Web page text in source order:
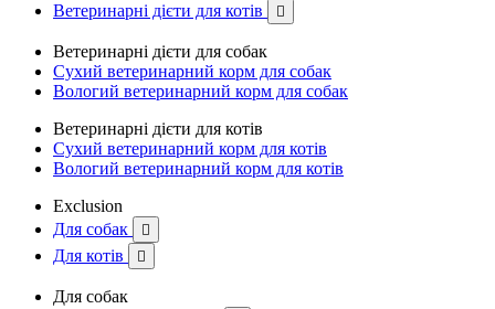
Ветеринарні дієти для котів 
Ветеринарні дієти для собак
Сухий ветеринарний корм для собак
Вологий ветеринарний корм для собак
Ветеринарні дієти для котів
Сухий ветеринарний корм для котів
Вологий ветеринарний корм для котів
Exclusion
Для собак

Для котів 
Для собак